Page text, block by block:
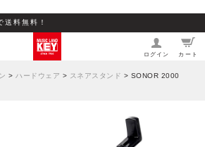
料無料！
ログイン カート
> ハードウェア > スネアスタンド > SONOR 2000